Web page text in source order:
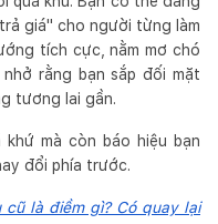
giá" cho người từng làm
tích cực, nằm mơ chó
rằng bạn sắp đối mặt
tương lai gần.
mà còn báo hiệu bạn
đổi phía trước.
là điềm gì? Có quay lại